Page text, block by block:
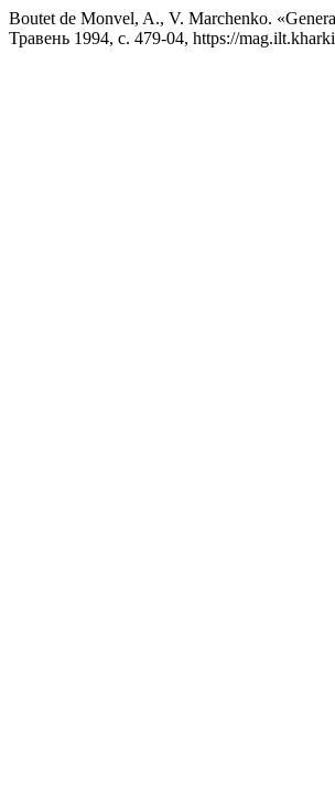
Boutet de Monvel, A., V. Marchenko.
Травень 1994, с. 479-04, https://